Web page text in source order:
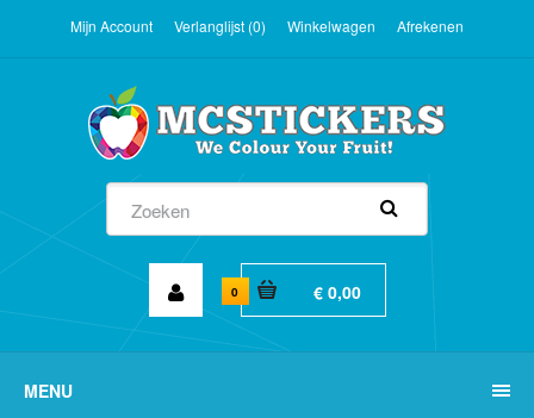
Mijn Account Verlanglijst (0) Winkelwagen Afrekenen
0 € 0,00
MENU